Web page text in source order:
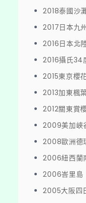
2018泰國沙
2017日本九
2016日本北
2016攝氏34
2015東京櫻
2013加東楓
2012關東賞
2009美加峽
2008歐洲德
2006紐西蘭
2006峇里島
2005大阪四